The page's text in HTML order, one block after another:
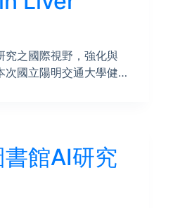
究之國際視野，強化與
次國立陽明交通大學健…
書館AI研究